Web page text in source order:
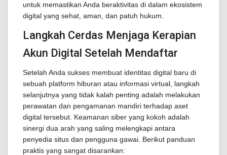
untuk memastikan Anda beraktivitas di dalam ekosistem
digital yang sehat, aman, dan patuh hukum.
Langkah Cerdas Menjaga Kerapian
Akun Digital Setelah Mendaftar
Setelah Anda sukses membuat identitas digital baru di
sebuah platform hiburan atau informasi virtual, langkah
selanjutnya yang tidak kalah penting adalah melakukan
perawatan dan pengamanan mandiri terhadap aset
digital tersebut. Keamanan siber yang kokoh adalah
sinergi dua arah yang saling melengkapi antara
penyedia situs dan pengguna gawai. Berikut panduan
praktis yang sangat disarankan: